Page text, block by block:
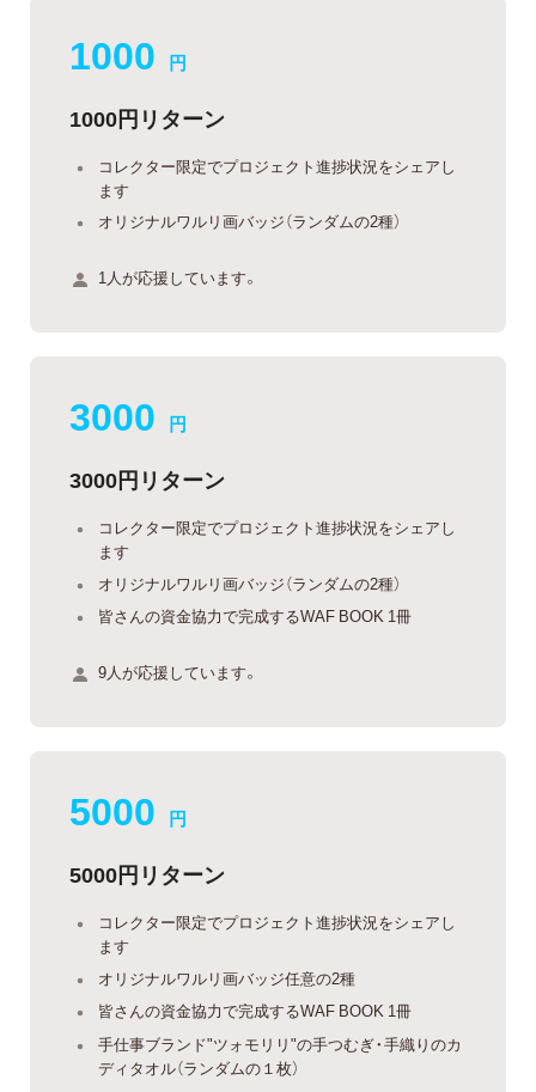
1000 円
1000円リターン
コレクター限定でプロジェクト進捗状況をシェアし
ます
オリジナルワルリ画バッジ（ランダムの2種）
1人が応援しています。
3000 円
3000円リターン
コレクター限定でプロジェクト進捗状況をシェアし
ます
オリジナルワルリ画バッジ（ランダムの2種）
皆さんの資金協力で完成するWAF BOOK 1冊
9人が応援しています。
5000 円
5000円リターン
コレクター限定でプロジェクト進捗状況をシェアし
ます
オリジナルワルリ画バッジ任意の2種
皆さんの資金協力で完成するWAF BOOK 1冊
手仕事ブランド"ツォモリリ"の手つむぎ・手織りのカ
ディタオル（ランダムの１枚）